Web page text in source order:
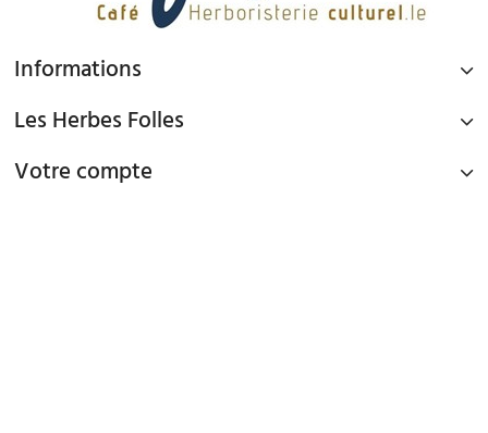
Informations
Les Herbes Folles
Votre compte